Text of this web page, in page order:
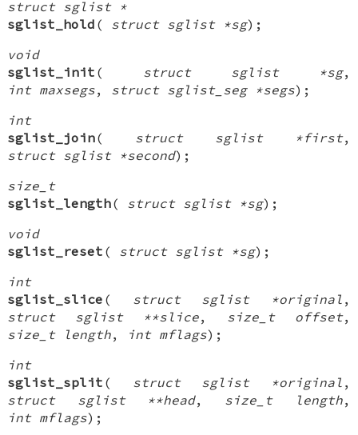
struct sglist *
sglist_hold ( struct sglist *sg);
void
sglist_init ( struct sglist *sg,
int maxsegs, struct sglist_seg *segs);
int
sglist_join( struct sglist *first,
struct sglist *second);
size_t
sglist_length( struct sglist *sg);
void
sglist_reset ( struct sglist *sg);
int
sglist_slice ( struct sglist *original ,
struct sglist **slice, size_t offset,
size_t length, int mflags);
int
sglist_split ( struct sglist *original ,
struct sglist **head, size_t length,
int mflags);